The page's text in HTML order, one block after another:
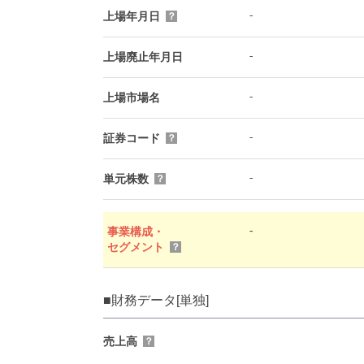
上場年月日 ？ -
上場廃止年月日 -
上場市場名 -
証券コード ？ -
単元株数 ？ -
事業構成・
セグメント
？
-
■財務データ[単独]
売上高 ？